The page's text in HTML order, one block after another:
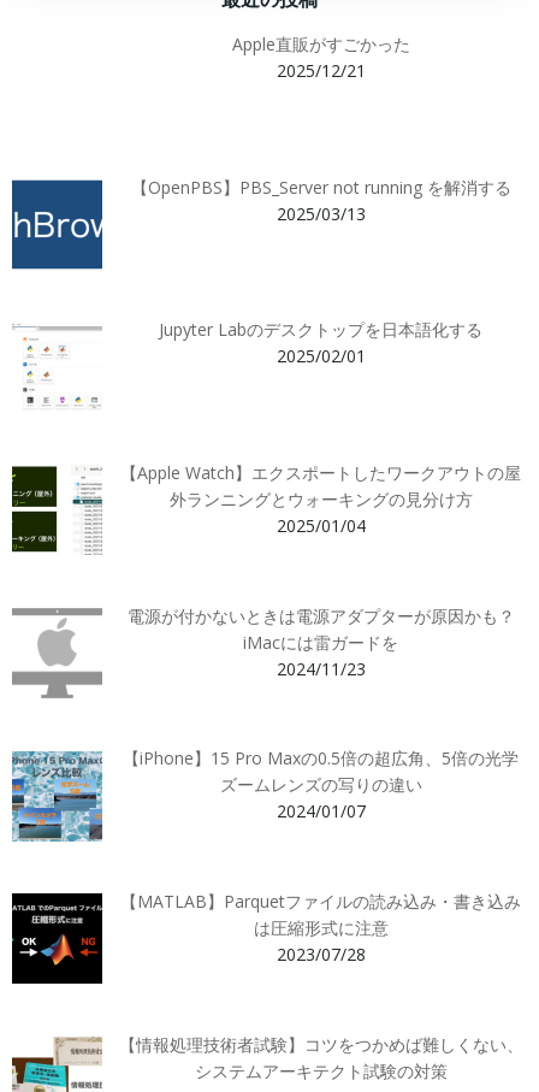
Apple直販がすごかった
2025/12/21
【OpenPBS】PBS_Server not running を解消する
2025/03/13
Jupyter Labのデスクトップを日本語化する
2025/02/01
【Apple Watch】エクスポートしたワークアウトの屋
外ランニングとウォーキングの見分け方
2025/01/04
電源が付かないときは電源アダプターが原因かも？
iMacには雷ガードを
2024/11/23
【iPhone】15 Pro Maxの0.5倍の超広角、5倍の光学
ズームレンズの写りの違い
2024/01/07
【MATLAB】Parquetファイルの読み込み・書き込み
は圧縮形式に注意
2023/07/28
【情報処理技術者試験】コツをつかめば難しくない、
システムアーキテクト試験の対策